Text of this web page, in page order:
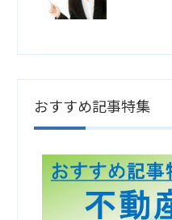
おすすめ記事特集